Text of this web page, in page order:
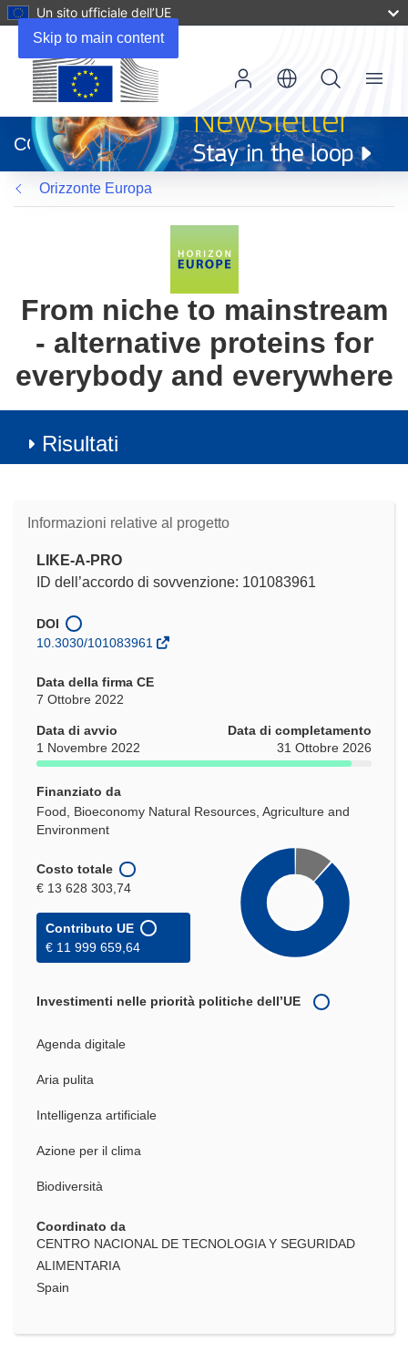
Skip to main content
Un sito ufficiale dell’UE
apre
in
una
nuova
finestra)
CORDIS
Menu
Orizzonte Europa
From niche to mainstream
- alternative proteins for
everybody and everywhere
Risultati
Informazioni relative al progetto
LIKE-A-PRO
ID dell’accordo di sovvenzione: 101083961
DOI
10.3030/101083961
Data della firma CE
7 Ottobre 2022
Data di avvio
1 Novembre 2022
Data di completamento
31 Ottobre 2026
Finanziato da
Food, Bioeconomy Natural Resources, Agriculture and
Environment
Costo totale
€ 13 628 303,74
Contributo UE
€ 11 999 659,64
Investimenti nelle priorità politiche dell’UE
Agenda digitale
Aria pulita
Intelligenza artificiale
Azione per il clima
Biodiversità
Coordinato da
CENTRO NACIONAL DE TECNOLOGIA Y SEGURIDAD
ALIMENTARIA
Spain